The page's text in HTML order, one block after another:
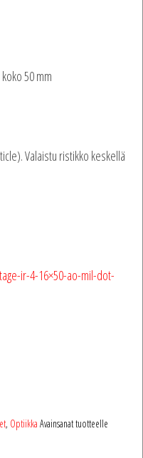
50 mm
Valaistu ristikko keskellä
ir-4-16×50-ao-mil-dot-
, Optiikka Avainsanat tuotteelle